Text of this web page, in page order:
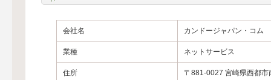
会社名 カンドージャパン・コム
業種 ネットサービス
住所 〒881-0027 宮崎県西都市